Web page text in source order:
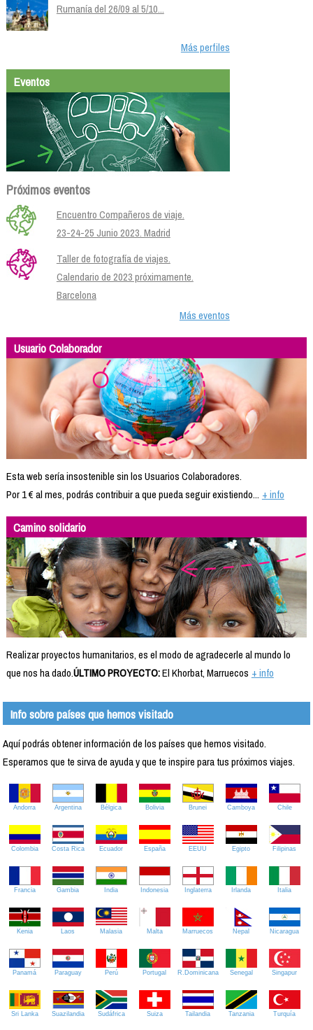
Rumanía del 26/09 al 5/10...
Más perfiles
Eventos
Próximos eventos
Encuentro Compañeros de viaje.
23-24-25 Junio 2023. Madrid
Taller de fotografía de viajes.
Calendario de 2023 próximamente.
Barcelona
Más eventos
Usuario Colaborador
Esta web sería insostenible sin los Usuarios Colaboradores.
Por 1 € al mes, podrás contribuir a que pueda seguir existiendo... + info
Camino solidario
Realizar proyectos humanitarios, es el modo de agradecerle al mundo lo
que nos ha dado.ÚLTIMO PROYECTO:El Khorbat, Marruecos + info
Info sobre países que hemos visitado
Aquí podrás obtener información de los países que hemos visitado.
Esperamos que te sirva de ayuda y que te inspire para tus próximos viajes.
Andorra Argentina Bélgica Bolivia Brunei Camboya Chile
Colombia Costa Rica Ecuador España EEUU Egipto Filipinas
Francia Gambia India Indonesia Inglaterra Irlanda Italia
Kenia Laos Malasia Malta Marruecos Nepal Nicaragua
Panamá Paraguay Perú Portugal R.Dominicana Senegal Singapur
Sri Lanka Suazilandia Sudáfrica Suiza Tailandia Tanzania Turquía